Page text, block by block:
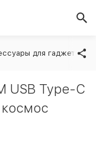
для гаджетов
USB Type-C